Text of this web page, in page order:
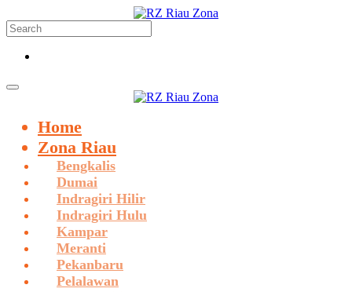
Home
Zona Riau
Bengkalis
Dumai
Indragiri Hilir
Indragiri Hulu
Kampar
Meranti
Pekanbaru
Pelalawan